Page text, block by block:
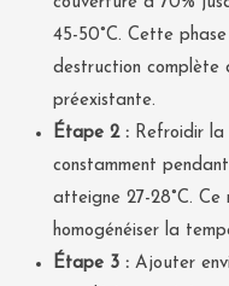
45-50°C. Cette
destruction complète
préexistante.
Étape 2 : Refroidir
constamment
atteigne 27-28°C.
homogénéiser la
Étape 3 : Ajouter